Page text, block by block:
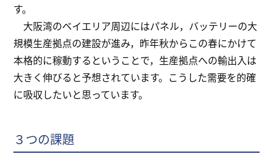
す。
大阪湾のベイエリア周辺にはパネル，バッテリーの大
規模生産拠点の建設が進み，昨年秋からこの春にかけて
本格的に稼動するということで，生産拠点への輸出入は
大きく伸びると予想されています。こうした需要を的確
に吸収したいと思っています。
３つの課題